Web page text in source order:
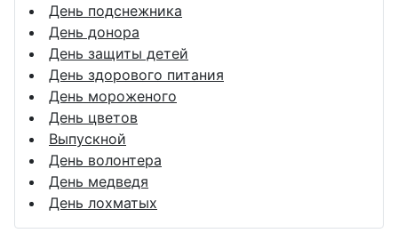
День подснежника
День донора
День защиты детей
День здорового питания
День мороженого
День цветов
Выпускной
День волонтера
День медведя
День лохматых